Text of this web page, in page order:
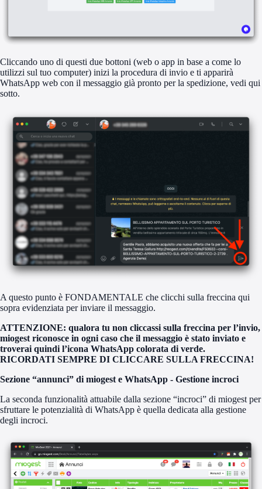
Cliccando uno di questi due bottoni (web o app in base a come lo
utilizzi sul tuo computer) inizi la procedura di invio e ti apparirà
WhatsApp web con il messaggio già pronto per la spedizione, vedi qui
sotto.
A questo punto è FONDAMENTALE che clicchi sulla freccina qui
sopra evidenziata per inviare il messaggio.
ATTENZIONE: qualora tu non cliccassi sulla freccina per l’invio,
miogest riconosce in ogni caso che il messaggio è stato inviato e
troverai quindi l’icona WhatsApp colorata di verde.
RICORDATI SEMPRE DI CLICCARE SULLA FRECCINA!
Sezione “annunci” di miogest e WhatsApp - Gestione incroci
La seconda funzionalità attuabile dalla sezione “incroci” di miogest per
sfruttare le potenzialità di WhatsApp è quella dedicata alla gestione
degli incroci.